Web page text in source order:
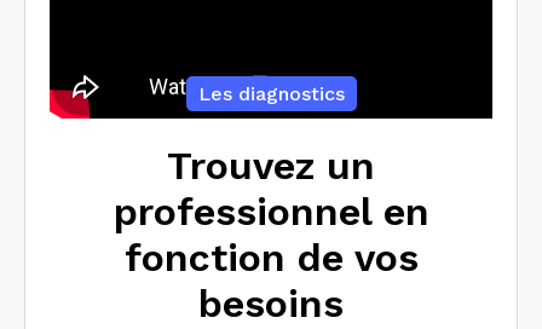
Les diagnostics
Trouvez un
professionnel en
fonction de vos
besoins